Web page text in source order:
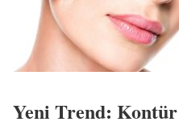
Yeni Trend: